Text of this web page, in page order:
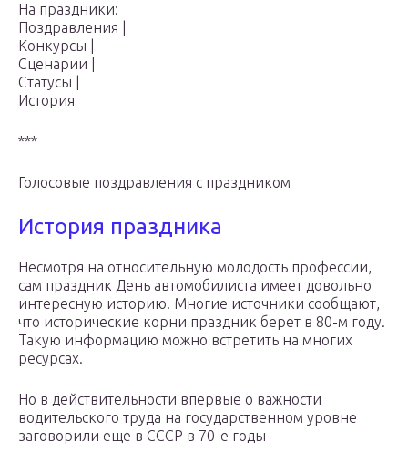
На праздники:
Поздравления |
Конкурсы |
Сценарии |
Статусы |
История
***
Голосовые поздравления с праздником
История праздника
Несмотря на относительную молодость профессии,
сам праздник День автомобилиста имеет довольно
интересную историю. Многие источники сообщают,
что исторические корни праздник берет в 80-м году.
Такую информацию можно встретить на многих
ресурсах.
Но в действительности впервые о важности
водительского труда на государственном уровне
заговорили еще в СССР в 70-е годы